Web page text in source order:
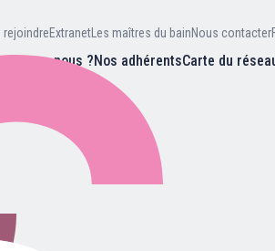
rejoindreExtranet Les maîtres du bainNous contacter
nous ?
Valeurs et raison
Nos adhérentsCarte du
Recherche